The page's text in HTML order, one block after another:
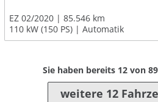
EZ 02/2020
85.546 km
110 kW (150 PS)
Automatik
Sie haben bereits 12von 89
weitere 12